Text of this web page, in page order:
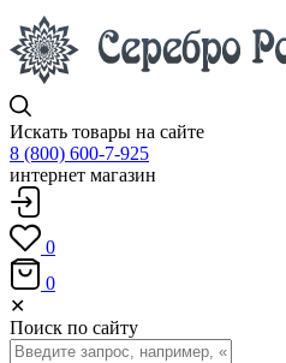
Искать товары на сайте
8 (800) 600-7-925
интернет магазин
0
0
✕
Поиск по сайту